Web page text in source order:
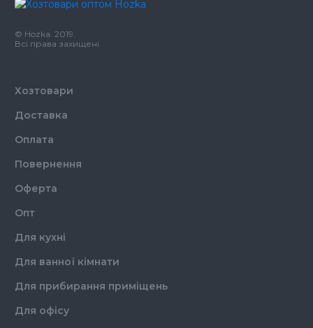
Бренд
Кількість в упаковці
© Hozka. 2019.
Всі права захищені
Хозтовари
Доставка
Оплата
Повернення
Оферта
Опт
Для кухні
Для ванної кімнати
Для прибирання приміщень
Для офісу